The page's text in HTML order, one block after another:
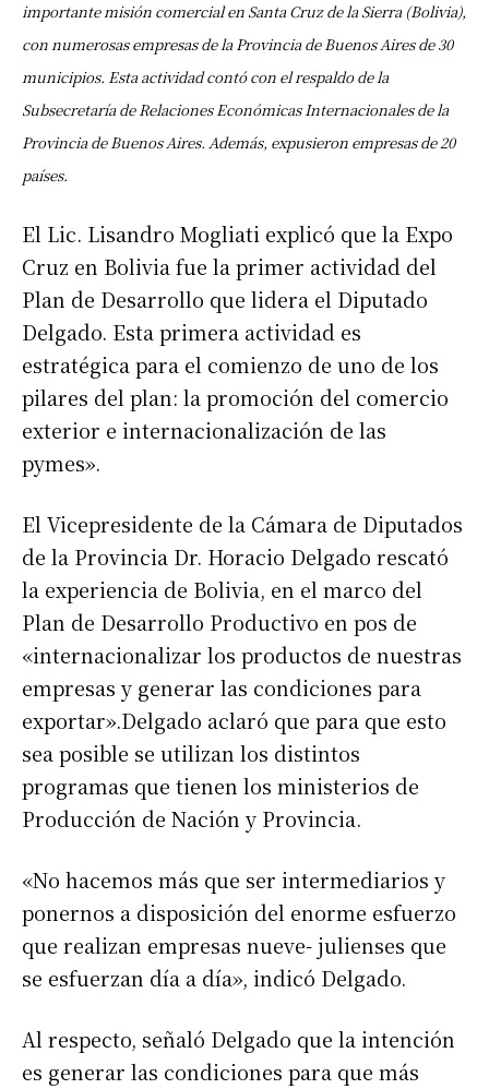
importante misión comercial en Santa Cruz de la Sierra (Bolivia),
con numerosas empresas de la Provincia de Buenos Aires de 30
municipios. Esta actividad contó con el respaldo de la
Subsecretaría de Relaciones Económicas Internacionales de la
Provincia de Buenos Aires. Además, expusieron empresas de 20
países.
El Lic. Lisandro Mogliati explicó que la Expo
Cruz en Bolivia fue la primer actividad del
Plan de Desarrollo que lidera el Diputado
Delgado. Esta primera actividad es
estratégica para el comienzo de uno de los
pilares del plan: la promoción del comercio
exterior e internacionalización de las
pymes».
El Vicepresidente de la Cámara de Diputados
de la Provincia Dr. Horacio Delgado rescató
la experiencia de Bolivia, en el marco del
Plan de Desarrollo Productivo en pos de
«internacionalizar los productos de nuestras
empresas y generar las condiciones para
exportar».Delgado aclaró que para que esto
sea posible se utilizan los distintos
programas que tienen los ministerios de
Producción de Nación y Provincia.
«No hacemos más que ser intermediarios y
ponernos a disposición del enorme esfuerzo
que realizan empresas nueve- julienses que
se esfuerzan día a día», indicó Delgado.
Al respecto, señaló Delgado que la intención
es generar las condiciones para que más